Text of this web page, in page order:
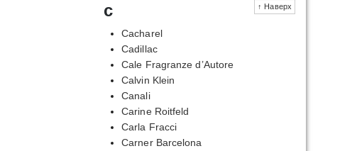
↑ Наверх
c
Cacharel
Cadillac
Cale Fragranze d’Autore
Calvin Klein
Canali
Carine Roitfeld
Carla Fracci
Carner Barcelona